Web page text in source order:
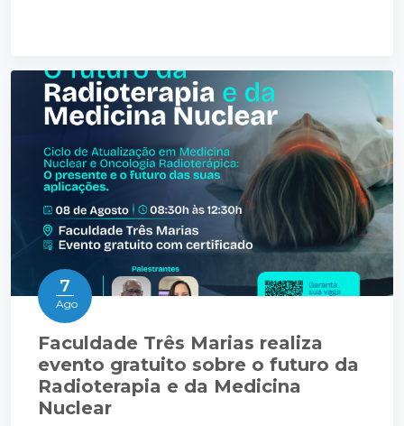
7
Ago
Faculdade Três Marias realiza
evento gratuito sobre o futuro da
Radioterapia e da Medicina
Nuclear